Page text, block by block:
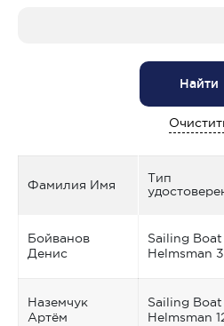
Найти
Фамилия Имя
Тип
Бойванов
Денис
Sailing Boat
Helmsman
Наземчук
Артём
Sailing Boat
Helmsman